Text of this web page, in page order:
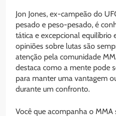
Jon Jones, ex-campeão do
pesado e peso-pesado, é
tática e excepcional equilíbrio
opiniões sobre lutas são
atenção pela comunidade
destaca como a mente pode
para manter uma vantagem
durante um confronto.
Você que acompanha o